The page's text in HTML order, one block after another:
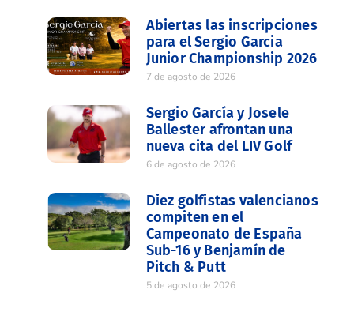
Abiertas las inscripciones
para el Sergio Garcia
Junior Championship 2026
7 de agosto de 2026
Sergio García y Josele
Ballester afrontan una
nueva cita del LIV Golf
6 de agosto de 2026
Diez golfistas valencianos
compiten en el
Campeonato de España
Sub-16 y Benjamín de
Pitch & Putt
5 de agosto de 2026